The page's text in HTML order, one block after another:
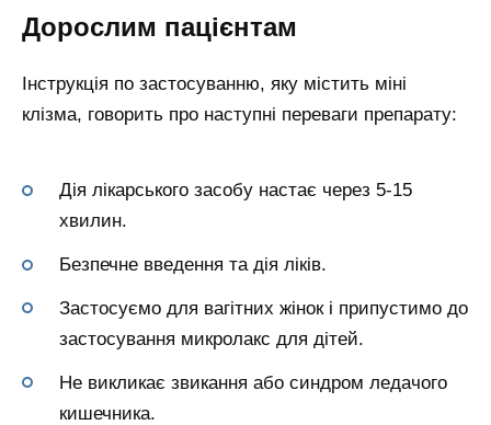
Дорослим пацієнтам
Інструкція по застосуванню, яку містить міні
клізма, говорить про наступні переваги препарату:
Дія лікарського засобу настає через 5-15
хвилин.
Безпечне введення та дія ліків.
Застосуємо для вагітних жінок і припустимо до
застосування микролакс для дітей.
Не викликає звикання або синдром ледачого
кишечника.